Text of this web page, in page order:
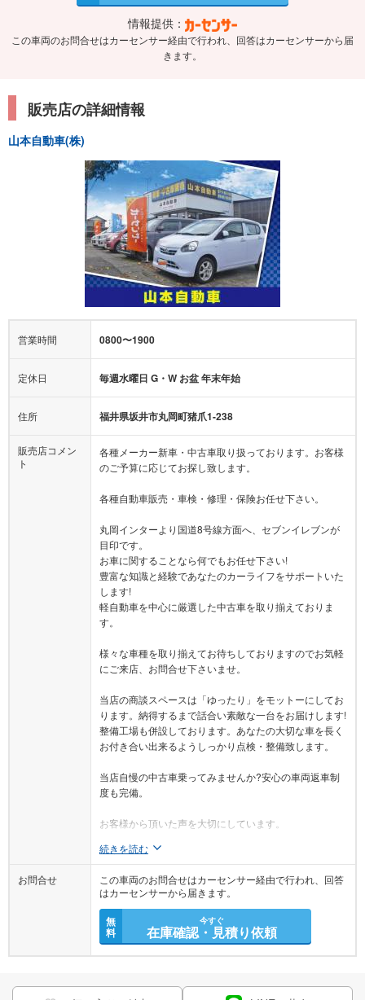
情報提供：
この車両のお問合せはカーセンサー経由で行われ、回答はカーセンサーから届
きます。
販売店の詳細情報
ト
各種メーカー新車・中古車取り扱っております。お客様
のご予算に応じてお探し致します。
目印です。
お車に関することなら何でもお任せ下さい!
豊富な知識と経験であなたのカーライフをサポートいた
します!
軽自動車を中心に厳選した中古車を取り揃えておりま
す。
にご来店、お問合せ下さいませ。
ります。納得するまで話合い素敵な一台をお届けします!
整備工場も併設しております。あなたの大切な車を長く
お付き合い出来るようしっかり点検・整備致します。
度も完備。
この車両のお問合せはカーセンサー経由で行われ、回答
はカーセンサーから届きます。
無
料
今すぐ
在庫確認・見積り依頼
お気に入りに追加 LINEで共有